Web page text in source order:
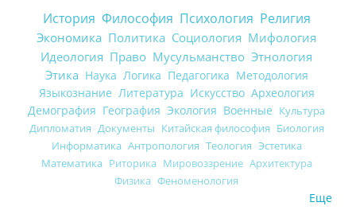
История Философия Психология Религия
Экономика Политика Социология Мифология
Идеология Право Мусульманство Этнология
Этика Наука Логика Педагогика Методология
Языкознание Литература Искусство Археология
Демография География Экология Военные Культура
Дипломатия Документы Китайская философия Биология
Информатика Антропология Теология Эстетика
Математика Риторика Мировоззрение Архитектура
Физика Феноменология
Еще